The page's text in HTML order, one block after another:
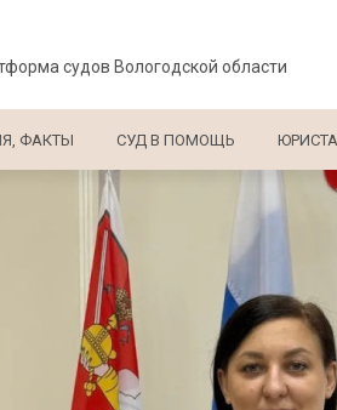
судов Вологодской области
ФАКТЫ СУД В ПОМОЩЬ